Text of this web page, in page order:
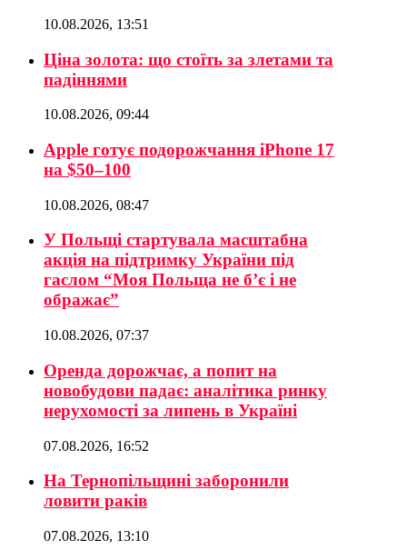
10.08.2026, 13:51
Ціна золота: що стоїть за злетами та
падіннями
10.08.2026, 09:44
Apple готує подорожчання iPhone 17
на $50–100
10.08.2026, 08:47
У Польщі стартувала масштабна
акція на підтримку України під
гаслом “Моя Польща не б’є і не
ображає”
10.08.2026, 07:37
Оренда дорожчає, а попит на
новобудови падає: аналітика ринку
нерухомості за липень в Україні
07.08.2026, 16:52
На Тернопільщині заборонили
ловити раків
07.08.2026, 13:10